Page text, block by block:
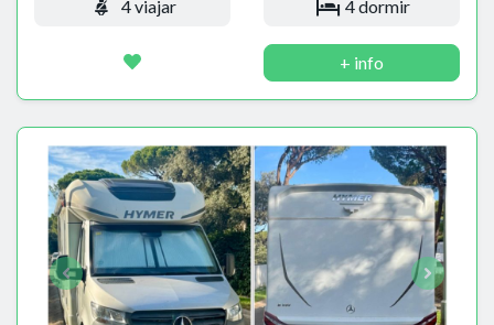
4 viajar 4 dormir
+ info